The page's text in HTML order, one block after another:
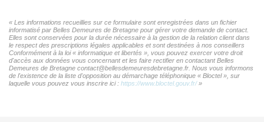
« Les informations recueillies sur ce formulaire sont enregistrées dans un fichier
informatisé par Belles Demeures de Bretagne pour gérer votre demande de contact.
Elles sont conservées pour la durée nécessaire à la gestion de la relation client dans
le respect des prescriptions légales applicables et sont destinées à nos conseillers
Conformément à la loi « informatique et libertés », vous pouvez exercer votre droit
d'accès aux données vous concernant et les faire rectifier en contactant Belles
Demeures de Bretagne contact@bellesdemeuresdebretagne.fr. Nous vous informons
de l'existence de la liste d'opposition au démarchage téléphonique « Bloctel », sur
laquelle vous pouvez vous inscrire ici : https://www.bloctel.gouv.fr/»